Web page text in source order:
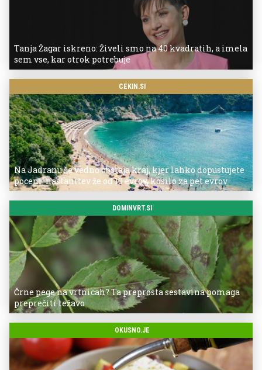
Tanja Žagar iskreno: Živeli smo na 40 kvadratih, a imela
sem vse, kar otrok potrebuje
CEKIN.SI
Na Jadranu še vedno obstaja kraj, kjer lahko dopustujete
poceni: nastanitev že od 10 evrov, kosilo za pet evrov
DOMINVRT.SI
Črne pege na vrtnicah? Ta preprosta sestavina pomaga
preprečiti težavo
OKUSNO.JE